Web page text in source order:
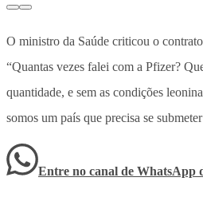
O ministro da Saúde criticou o
“Quantas vezes falei com a Pfizer?
quantidade, e sem as condições
somos um país que precisa se
Entre no canal de WhatsApp